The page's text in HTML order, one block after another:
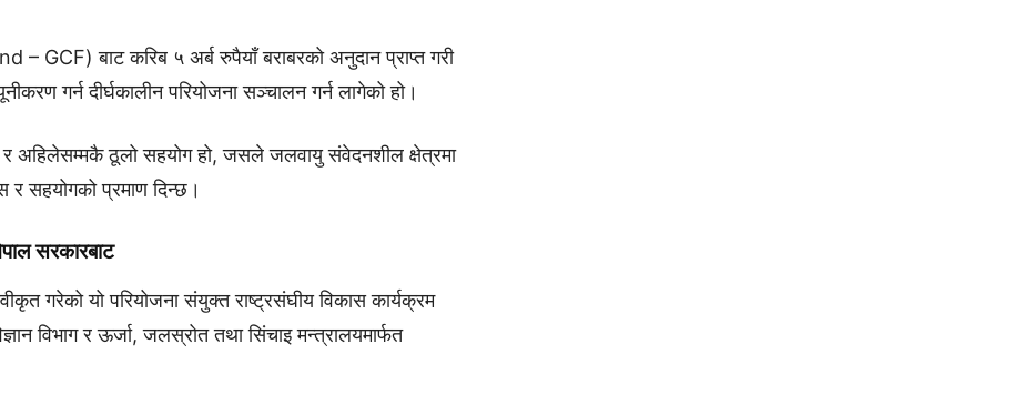
GCF) बाट करिब ५ अर्ब रुपैयाँ बराबरको अनुदान प्राप्त गरी
गर्न दीर्घकालीन परियोजना सञ्चालन गर्न लागेको हो।
र अहिलेसम्मकै ठूलो सहयोग हो, जसले जलवायु संवेदनशील क्षेत्रमा
र सहयोगको प्रमाण दिन्छ।
सरकारबाट
गरेको यो परियोजना संयुक्त राष्ट्रसंघीय विकास कार्यक्रम
विभाग र ऊर्जा, जलस्रोत तथा सिंचाइ मन्त्रालयमार्फत